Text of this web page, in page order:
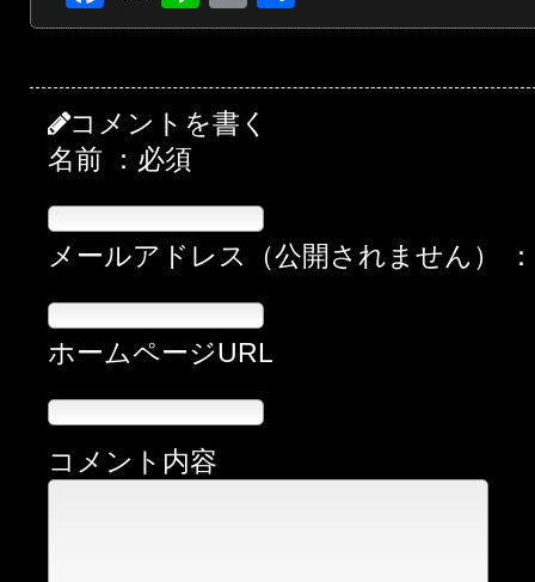
有
コメントを書く
名前 ：必須
メールアドレス（公開されません）
ホームページURL
コメント内容